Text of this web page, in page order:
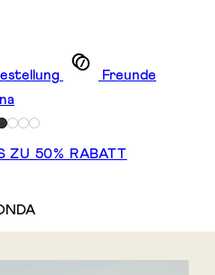
Freunde
ZU 50% RABATT